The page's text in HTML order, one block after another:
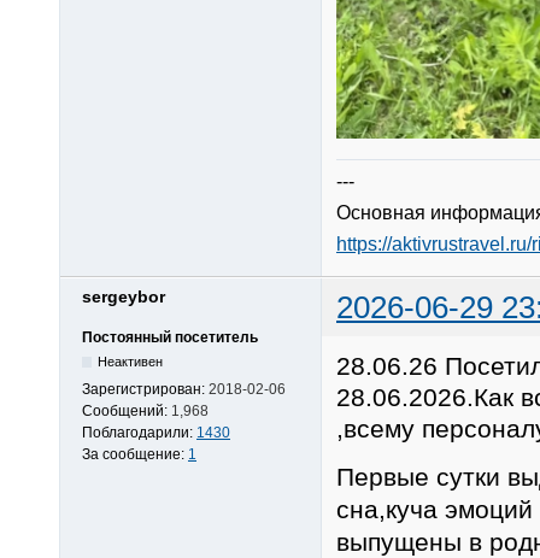
---
Основная
https://
sergeybor 2026-06-29
Постоянный посетитель
Неактивен
Зарегистрирован: 2018-02-06
Сообщений: 1,968
Поблагодарили: 1430
За сообщение: 1
28.06.26
28.06.2026.Как
,всему
Первые сутки
сна,куча
выпущены в